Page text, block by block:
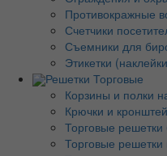
Противокражные
Счетчики
Съемники для
Этикетки
Решетки Торговые
Корзины и полки
Крючки и
Торговые решетки
Торговые решетки